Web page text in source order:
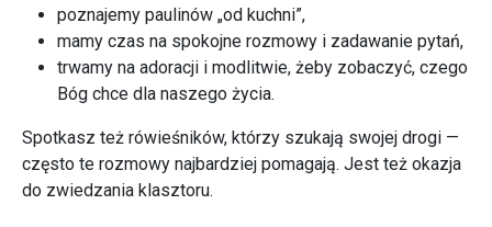
poznajemy paulinów „od kuchni”,
mamy czas na spokojne rozmowy i zadawanie pytań,
trwamy na adoracji i modlitwie, żeby zobaczyć, czego
Bóg chce dla naszego życia.
Spotkasz też rówieśników, którzy szukają swojej drogi —
często te rozmowy najbardziej pomagają. Jest też okazja
do zwiedzania klasztoru.